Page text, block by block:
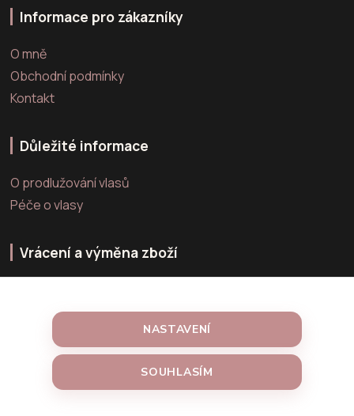
Informace pro zákazníky
O mně
Obchodní podmínky
Kontakt
Důležité informace
O prodlužování vlasů
Péče o vlasy
Vrácení a výměna zboží
Vrácení zboží
NASTAVENÍ
SOUHLASÍM